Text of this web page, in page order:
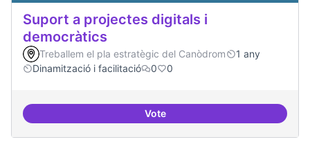
Suport a projectes digitals i
democràtics
Treballem el pla estratègic del Canòdrom
1 any
Dinamització i facilitació
0 0
VoteSuport a projectes digitals i